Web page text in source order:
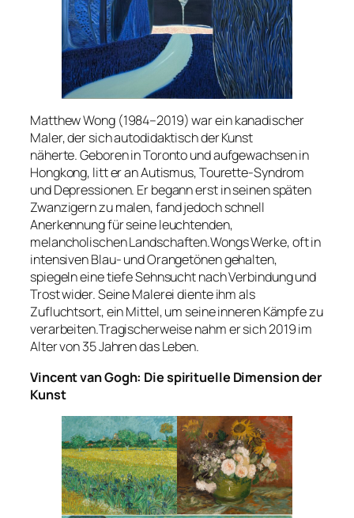
Matthew Wong (1984–2019) war ein kanadischer
Maler, der sich autodidaktisch der Kunst
näherte. Geboren in Toronto und aufgewachsen in
Hongkong, litt er an Autismus, Tourette-Syndrom
und Depressionen. Er begann erst in seinen späten
Zwanzigern zu malen, fand jedoch schnell
Anerkennung für seine leuchtenden,
melancholischen Landschaften.Wongs Werke, oft in
intensiven Blau- und Orangetönen gehalten,
spiegeln eine tiefe Sehnsucht nach Verbindung und
Trost wider. Seine Malerei diente ihm als
Zufluchtsort, ein Mittel, um seine inneren Kämpfe zu
verarbeiten.Tragischerweise nahm er sich 2019 im
Alter von 35 Jahren das Leben.
Vincent van Gogh: Die spirituelle Dimension der
Kunst